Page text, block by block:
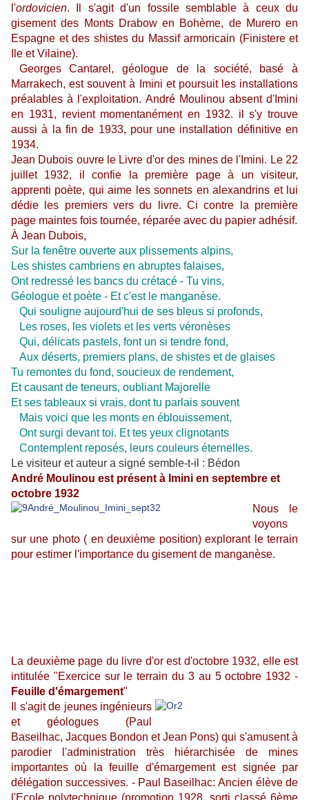
l'ordovicien. Il s'agit d'un fossile semblable à ceux du
gisement des Monts Drabow en Bohème, de Murero en
Espagne et des shistes du Massif armoricain (Finistere et
Ile et Vilaine).
Georges Cantarel, géologue de la société, basé à
Marrakech, est souvent à Imini et poursuit les installations
préalables à l'exploitation. André Moulinou absent d'Imini
en 1931, revient momentanément en 1932. il s'y trouve
aussi à la fin de 1933, pour une installation définitive en
1934.
Jean Dubois ouvre le Livre d'or des mines de l'Imini. Le 22
juillet 1932, il confie la première page à un visiteur,
apprenti poète, qui aime les sonnets en alexandrins et lui
dédie les premiers vers du livre. Ci contre la première
page maintes fois tournée, réparée avec du papier adhésif.
À Jean Dubois,
Sur la fenêtre ouverte aux plissements alpins,
Les shistes cambriens en abruptes falaises,
Ont redressé les bancs du crétacé - Tu vins,
Géologue et poète - Et c'est le manganèse.
Qui souligne aujourd'hui de ses bleus si profonds,
Les roses, les violets et les verts véronèses
Qui, délicats pastels, font un si tendre fond,
Aux déserts, premiers plans, de shistes et de glaises
Tu remontes du fond, soucieux de rendement,
Et causant de teneurs, oubliant Majorelle
Et ses tableaux si vrais, dont tu parlais souvent
Mais voici que les monts en éblouissement,
Ont surgi devant toi. Et tes yeux clignotants
Contemplent reposés, leurs couleurs éternelles.
Le visiteur et auteur a signé semble-t-il : Bédon
André Moulinou est présent à Imini en septembre et
octobre 1932
Nous le
voyons
sur une photo ( en deuxième position) explorant le terrain
pour estimer l'importance du gisement de manganèse.
La deuxième page du livre d'or est d'octobre 1932, elle est
intitulée "Exercice sur le terrain du 3 au 5 octobre 1932 -
Feuille d'émargement"
Il s'agit de jeunes ingénieurs
et géologues (Paul
Baseilhac, Jacques Bondon et Jean Pons) qui s'amusent à
parodier l'administration très hiérarchisée de mines
importantes où la feuille d'émargement est signée par
délégation successives. - Paul Baseilhac: Ancien élève de